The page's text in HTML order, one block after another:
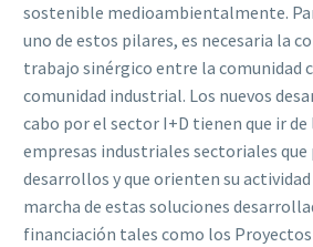
sostenible medioambientalmente.
uno de estos pilares, es necesaria la
trabajo sinérgico entre la comunidad
comunidad industrial. Los nuevos
cabo por el sector I+D tienen que ir de
empresas industriales sectoriales que
desarrollos y que orienten su
marcha de estas soluciones
financiación tales como los